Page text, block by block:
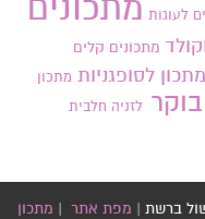
לעוגות
מתכונים קלים
מתכון לסופגניות מתכון
לזניה חלבית
ברשת | מפת אתר | מתכון